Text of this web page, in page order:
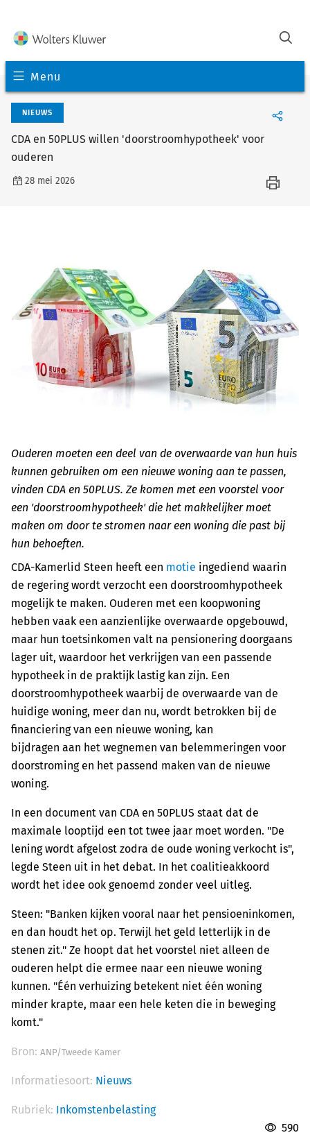
Menu
NIEUWS
CDA en 50PLUS willen 'doorstroomhypotheek' voor
ouderen
28 mei 2026
Ouderen moeten een deel van de overwaarde van hun huis
kunnen gebruiken om een nieuwe woning aan te passen,
vinden CDA en 50PLUS. Ze komen met een voorstel voor
een 'doorstroomhypotheek' die het makkelijker moet
maken om door te stromen naar een woning die past bij
hun behoeften.
CDA-Kamerlid Steen heeft een motie ingediend waarin
de regering wordt verzocht een doorstroomhypotheek
mogelijk te maken. Ouderen met een koopwoning
hebben vaak een aanzienlijke overwaarde opgebouwd,
maar hun toetsinkomen valt na pensionering doorgaans
lager uit, waardoor het verkrijgen van een passende
hypotheek in de praktijk lastig kan zijn. Een
doorstroomhypotheek waarbij de overwaarde van de
huidige woning, meer dan nu, wordt betrokken bij de
financiering van een nieuwe woning, kan
bijdragen aan het wegnemen van belemmeringen voor
doorstroming en het passend maken van de nieuwe
woning.
In een document van CDA en 50PLUS staat dat de
maximale looptijd een tot twee jaar moet worden. "De
lening wordt afgelost zodra de oude woning verkocht is",
legde Steen uit in het debat. In het coalitieakkoord
wordt het idee ook genoemd zonder veel uitleg.
Steen: "Banken kijken vooral naar het pensioeninkomen,
en dan houdt het op. Terwijl het geld letterlijk in de
stenen zit." Ze hoopt dat het voorstel niet alleen de
ouderen helpt die ermee naar een nieuwe woning
kunnen. "Één verhuizing betekent niet één woning
minder krapte, maar een hele keten die in beweging
komt."
Bron: ANP/Tweede Kamer
Informatiesoort: Nieuws
Rubriek: Inkomstenbelasting
590